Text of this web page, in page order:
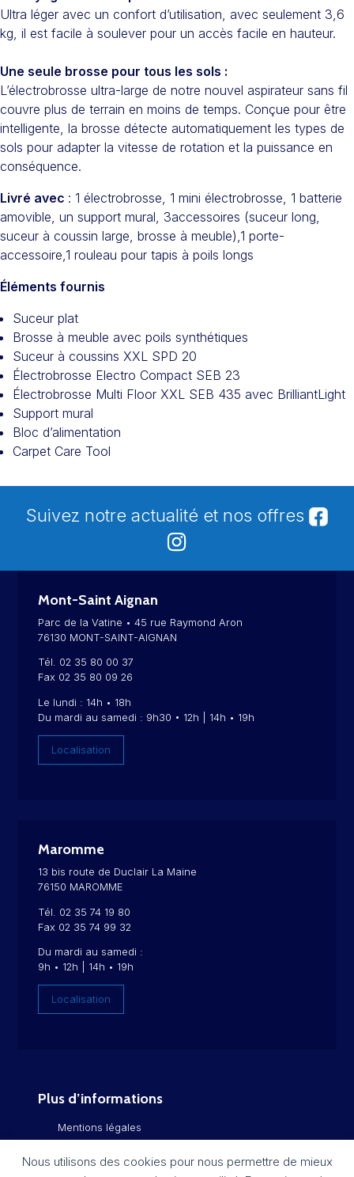
Nous utilisons des cookies pour nous permettre de mieux
Ultra léger avec un confort d’utilisation, avec seulement 3,6
kg, il est facile à soulever pour un accès facile en hauteur.
Une seule brosse pour tous les sols :
L’électrobrosse ultra-large de notre nouvel aspirateur sans fil
couvre plus de terrain en moins de temps. Conçue pour être
intelligente, la brosse détecte automatiquement les types de
sols pour adapter la vitesse de rotation et la puissance en
conséquence.
Livré avec : 1 électrobrosse, 1 mini électrobrosse, 1 batterie
amovible, un support mural, 3accessoires (suceur long,
suceur à coussin large, brosse à meuble),1 porte-
accessoire,1 rouleau pour tapis à poils longs
Éléments fournis
Suceur plat
Brosse à meuble avec poils synthétiques
Suceur à coussins XXL SPD 20
Électrobrosse Electro Compact SEB 23
Électrobrosse Multi Floor XXL SEB 435 avec BrilliantLight
Support mural
Bloc d’alimentation
Carpet Care Tool
Suivez notre actualité et nos offres
Mont-Saint Aignan
Parc de la Vatine • 45 rue Raymond Aron
76130 MONT-SAINT-AIGNAN
Tél. 02 35 80 00 37
Fax 02 35 80 09 26
Le lundi : 14h • 18h
Du mardi au samedi : 9h30 • 12h | 14h • 19h
Localisation
Maromme
13 bis route de Duclair La Maine
76150 MAROMME
Tél. 02 35 74 19 80
Fax 02 35 74 99 32
Du mardi au samedi :
9h • 12h | 14h • 19h
Localisation
Plus d’informations
Mentions légales
Politique de confidentialité